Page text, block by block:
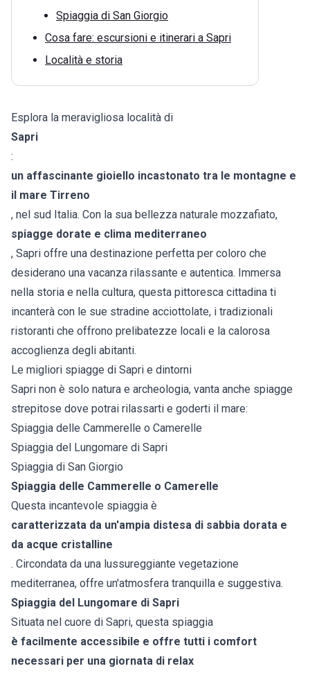
Spiaggia di San Giorgio
Cosa fare: escursioni e itinerari a Sapri
Località e storia
Esplora la meravigliosa località di
Sapri
:
un affascinante gioiello incastonato tra le montagne e
il mare Tirreno
, nel sud Italia. Con la sua bellezza naturale mozzafiato,
spiagge dorate e clima mediterraneo
, Sapri offre una destinazione perfetta per coloro che
desiderano una vacanza rilassante e autentica. Immersa
nella storia e nella cultura, questa pittoresca cittadina ti
incanterà con le sue stradine acciottolate, i tradizionali
ristoranti che offrono prelibatezze locali e la calorosa
accoglienza degli abitanti.
Le migliori spiagge di Sapri e dintorni
Sapri non è solo natura e archeologia, vanta anche spiagge
strepitose dove potrai rilassarti e goderti il mare:
Spiaggia delle Cammerelle o Camerelle
Spiaggia del Lungomare di Sapri
Spiaggia di San Giorgio
Spiaggia delle Cammerelle o Camerelle
Questa incantevole spiaggia è
caratterizzata da un'ampia distesa di sabbia dorata e
da acque cristalline
. Circondata da una lussureggiante vegetazione
mediterranea, offre un'atmosfera tranquilla e suggestiva.
Spiaggia del Lungomare di Sapri
Situata nel cuore di Sapri, questa spiaggia
è facilmente accessibile e offre tutti i comfort
necessari per una giornata di relax